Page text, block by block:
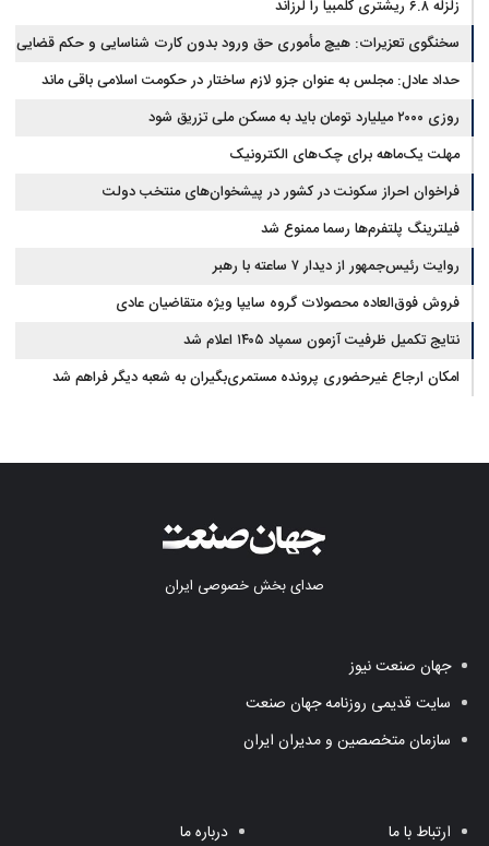
زلزله ۶.۸ ریشتری کلمبیا را لرزاند
سخنگوی تعزیرات: هیچ مأموری حق ورود بدون کارت شناسایی و حکم قضایی
ندارد
حداد عادل: مجلس به عنوان جزو لازم ساختار در حکومت اسلامی باقی ماند
روزی ۲۰۰۰ میلیارد تومان باید به مسکن ملی تزریق شود
مهلت یک‌ماهه برای چک‌های الکترونیک
فراخوان احراز سکونت در کشور در پیشخوان‌های منتخب دولت
فیلترینگ پلتفرم‌ها رسما ممنوع شد
روایت رئیس‌جمهور از دیدار ۷ ساعته با رهبر
فروش فوق‌العاده محصولات گروه سایپا ویژه متقاضیان عادی
نتایج تکمیل ظرفیت آزمون سمپاد ۱۴۰۵ اعلام شد
امکان ارجاع غیرحضوری پرونده مستمری‌بگیران به شعبه دیگر فراهم شد
صدای بخش خصوصی ایران
جهان صنعت نیوز
سایت قدیمی روزنامه جهان صنعت
سازمان متخصصین و مدیران ایران
ارتباط با ما درباره ما